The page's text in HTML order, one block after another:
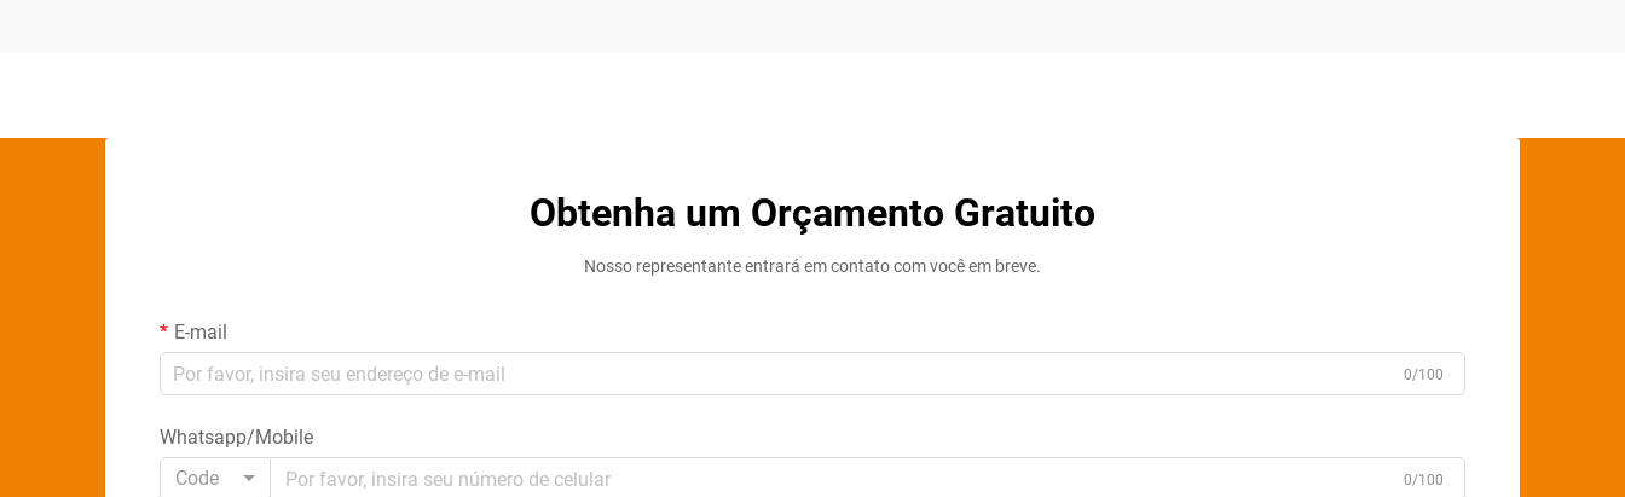
Obtenha um Orçamento Gratuito
Nosso representante entrará em contato com você em breve.
E-mail
0/100
Whatsapp/Mobile
Code
0/100